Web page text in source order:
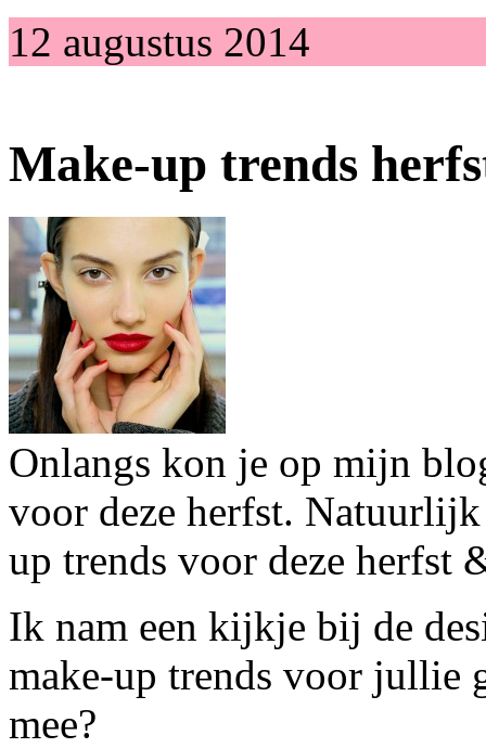
12 augustus 2014
Make-up trends
Onlangs kon je op mijn
voor deze herfst.
up trends voor deze herfst
Ik nam een kijkje bij de
make-up trends voor jullie
mee?